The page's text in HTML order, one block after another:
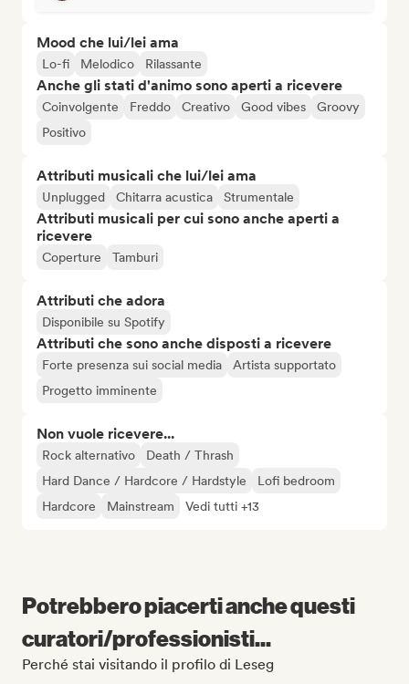
Mood che lui/lei ama
Lo-fi Melodico Rilassante
Anche gli stati d'animo sono aperti a ricevere
Coinvolgente Freddo Creativo Good vibes
Groovy
Positivo
Attributi musicali che lui/lei ama
Unplugged Chitarra acustica Strumentale
Attributi musicali per cui sono anche aperti a
ricevere
Coperture Tamburi
Attributi che adora
Disponibile su Spotify
Attributi che sono anche disposti a ricevere
Forte presenza sui social media
Artista supportato
Progetto imminente
Non vuole ricevere...
Rock alternativo
Death / Thrash
Hard Dance / Hardcore / Hardstyle
Lofi bedroom
Hardcore
Mainstream Vedi tutti +13
Potrebbero piacerti anche questi
curatori/professionisti...
Perché stai visitando il profilo di Leseg